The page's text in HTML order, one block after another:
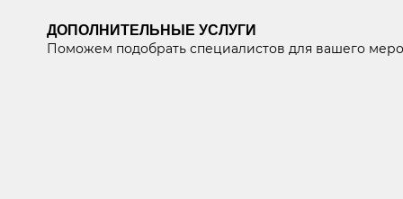
ДОПОЛНИТЕЛЬНЫЕ УСЛУГИ
Поможем подобрать специалистов для вашего